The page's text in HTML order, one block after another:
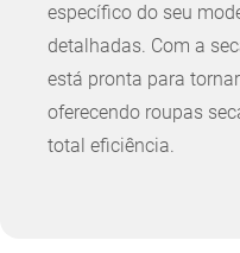
específico do seu
detalhadas. Com a
está pronta para
oferecendo roupas
total eficiência.